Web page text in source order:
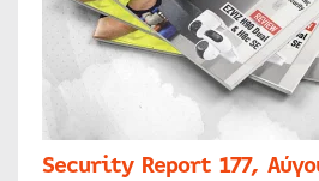
Security Report 177,